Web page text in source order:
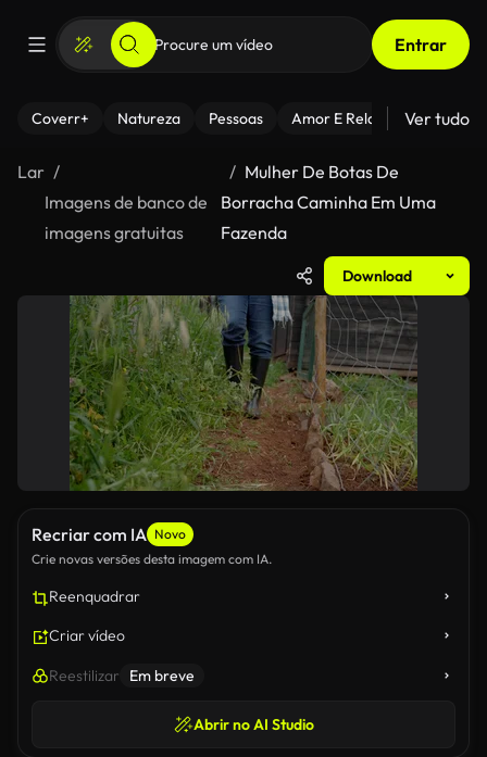
Entrar
Coverr+ Natureza Pessoas Amor E Relacionamentos
Ver tudo
Lar
Imagens de banco de
imagens gratuitas
Mulher De Botas De
Borracha Caminha Em Uma
Fazenda
Download
Recriar com IA Novo
Crie novas versões desta imagem com IA.
Reenquadrar
Criar vídeo
Reestilizar Em breve
Abrir no AI Studio